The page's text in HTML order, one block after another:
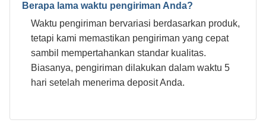
Berapa lama waktu pengiriman Anda?
Waktu pengiriman bervariasi berdasarkan produk,
tetapi kami memastikan pengiriman yang cepat
sambil mempertahankan standar kualitas.
Biasanya, pengiriman dilakukan dalam waktu 5
hari setelah menerima deposit Anda.